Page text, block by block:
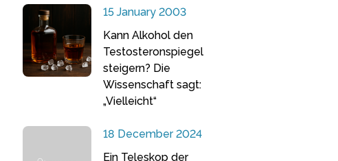
15 January 2003
Kann Alkohol den
Testosteronspiegel
steigern? Die
Wissenschaft sagt:
„Vielleicht“
18 December 2024
Ein Teleskop der